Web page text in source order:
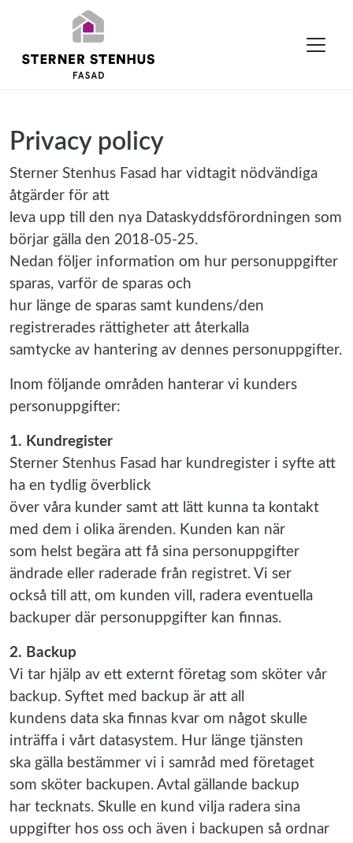
Privacy policy
Sterner Stenhus Fasad har vidtagit nödvändiga
åtgärder för att
leva upp till den nya Dataskyddsförordningen som
börjar gälla den 2018-05-25.
Nedan följer information om hur personuppgifter
sparas, varför de sparas och
hur länge de sparas samt kundens/den
registrerades rättigheter att återkalla
samtycke av hantering av dennes personuppgifter.
Inom följande områden hanterar vi kunders
personuppgifter:
1. Kundregister
Sterner Stenhus Fasad har kundregister i syfte att
ha en tydlig överblick
över våra kunder samt att lätt kunna ta kontakt
med dem i olika ärenden. Kunden kan när
som helst begära att få sina personuppgifter
ändrade eller raderade från registret. Vi ser
också till att, om kunden vill, radera eventuella
backuper där personuppgifter kan finnas.
2. Backup
Vi tar hjälp av ett externt företag som sköter vår
backup. Syftet med backup är att all
kundens data ska finnas kvar om något skulle
inträffa i vårt datasystem. Hur länge tjänsten
ska gälla bestämmer vi i samråd med företaget
som sköter backupen. Avtal gällande backup
har tecknats. Skulle en kund vilja radera sina
uppgifter hos oss och även i backupen så ordnar